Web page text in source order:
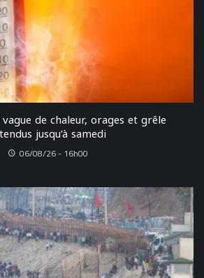
de chaleur, orages et grêle
jusqu’à samedi
06/08/26 - 16h00